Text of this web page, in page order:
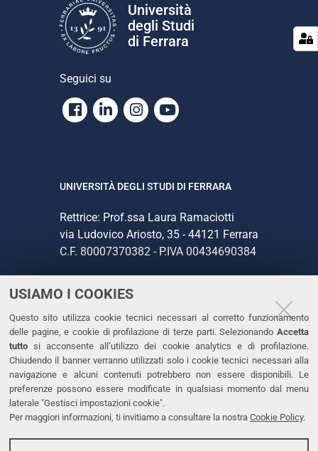
USIAMO I COOKIES
Questo sito utilizza cookie tecnici necessari al corretto funzionamento
delle pagine, e cookie di profilazione di terze parti. Selezionando Accetta
tutto si acconsente all’utilizzo dei cookie analytics e di profilazione.
Chiudendo il banner verranno utilizzati solo i cookie tecnici necessari alla
navigazione e alcuni contenuti potrebbero non essere disponibili. Le
preferenze possono essere modificate in qualsiasi momento dal menu
laterale "Gestisci impostazioni cookie".
Per maggiori informazioni, ti invitiamo a consultare la nostra Cookie Policy.
Università
degli Studi
di Ferrara
Seguici su
Facebook
LinkedinInstagram
Youtube
UNIVERSITÀ DEGLI STUDI DI FERRARA
Rettrice: Prof.ssa Laura Ramaciotti
via Ludovico Ariosto, 35 - 44121 Ferrara
C.F. 80007370382 - P.IVA 00434690384
CONTATTI
Tel. +39 0532 293111
Fax. +39 0532 293031
PEC
LINKS